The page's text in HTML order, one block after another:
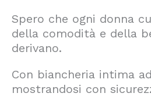
Spero che ogni donna
della comodità e della
derivano.
Con biancheria intima
mostrandosi con